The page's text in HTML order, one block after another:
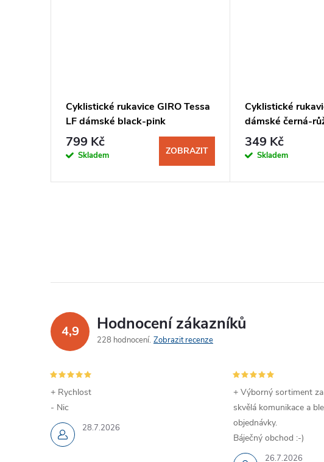
Cyklistické rukavice GIRO Tessa
LF dámské black-pink
799 Kč
Skladem ZOBRAZIT
Cyklistické
dámské černá-
349 Kč
Skladem
4,9 Hodnocení zákazníků
228 hodnocení Zobrazit recenze
28.7.2026
+ Rychlost
- Nic
26.7.2026
+ Výborný sortiment
skvělá komunikace a
objednávky.
Báječný obchod :-)